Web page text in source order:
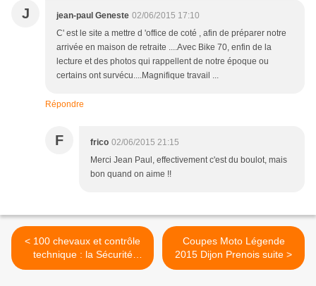
J jean-paul Geneste 02/06/2015 17:10
C' est le site a mettre d 'office de coté , afin de préparer notre
arrivée en maison de retraite ....Avec Bike 70, enfin de la
lecture et des photos qui rappellent de notre époque ou
certains ont survécu....Magnifique travail ...
Répondre
F frico 02/06/2015 21:15
Merci Jean Paul, effectivement c'est du boulot, mais
bon quand on aime !!
< 100 chevaux et contrôle
technique : la Sécurité
routière veut les deux !
Coupes Moto Légende
2015 Dijon Prenois suite >